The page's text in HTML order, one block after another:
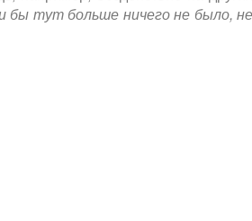
бы тут больше ничего не было, не